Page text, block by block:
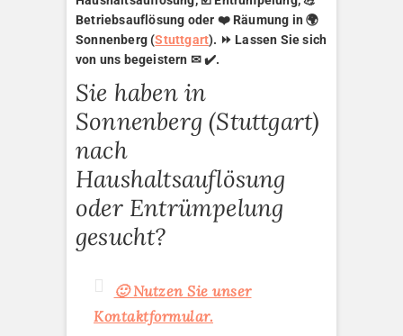
Betriebsauflösung oder ❤️ Räumung in 🌍
Sonnenberg (Stuttgart). ⏩ Lassen Sie sich
von uns begeistern ✉ ✔️.
Sie haben in
Sonnenberg (Stuttgart)
nach
Haushaltsauflösung
oder Entrümpelung
gesucht?
🙂 Nutzen Sie unser
Kontaktformular.